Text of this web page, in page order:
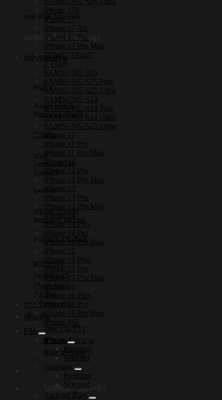
เคส iPad Absolute
ปกป้องเครื่อง แข็งแรงสูง
อุปกรณ์เสริม
Watch
Apple Watch
Samsung Watch
Tablets
iPad
Samsung Tab
Huawei
Boxset
iPhone Boxset
Samsung Boxset
อุปกรณ์เสริมอื่นๆ
สายชาร์จ
อแดปเตอร์
Mono Stick
Air Tag
การรับประกัน
เพิ่มเติม
บทความ/รีวิว
ตัวแทนจำหน่าย
สินค้าทั้งหมด
ไม่มีสินค้าในตะกร้า
iPhone 17e
iPhone 17
iPhone 17 Air
iPhone 17 Pro
iPhone 17 Pro Max
ZFlip7 / ZFold7
Z Flip6
SAMSUNG S25
SAMSUNG S25 Plus
SAMSUNG S25 Ultra
SAMSUNG S24
SAMSUNG S24 Plus
SAMSUNG S24 Ultra
SAMSUNG S23 Ultra
iPhone 11
iPhone 11 Pro
iPhone 11 Pro Max
iPhone 12
iPhone 12 Pro
iPhone 12 Pro Max
iPhone 13
iPhone 13 Pro
iPhone 13 Pro Max
iPhone 14
iPhone 14 Plus
iPhone 14 Pro
iPhone 14 Pro Max
iPhone 15
iPhone 15 Plus
iPhone 15 Pro
iPhone 15 Pro Max
iPhone 16
iPhone 16 Plus
iPhone 16 Pro
iPhone 16 Pro Max
iPhone 16e
Film
iPhone
Premium
Selected
Samsung
Premium
Selected
Android อื่นๆ